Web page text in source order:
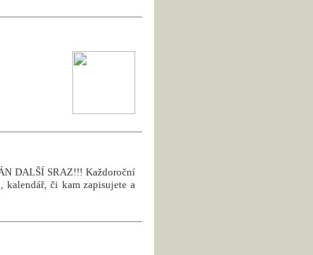
DALŠÍ SRAZ!!! Každoroční
kalendář, či kam zapisujete a